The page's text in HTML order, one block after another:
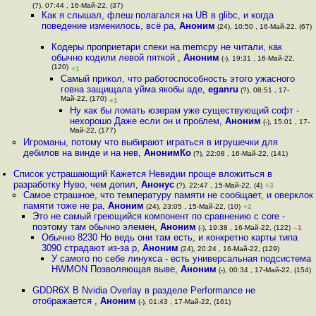
(?), 07:44 , 16-Май-22, (37)
Как я слышал, флеш полагался на UB в glibc, и когда
поведение изменилось, всё ра,Аноним (24), 10:50 , 16-Май-22, (67)
Кодеры проприетари спеки на memcpy не читали, как
обычно кодили левой пяткой , Аноним (-), 19:31 , 16-Май-22,
(120) +1
Самый прикол, что работоспособность этого ужасного
говна защищала уйма якобы аде, eganru (?), 08:51 , 17-
Май-22, (170) +1
Ну как бы ломать юзерам уже существующий софт -
нехорошо Даже если он и проблем,Аноним (-), 15:01 , 17-
Май-22, (177)
Игроманы, потому что выбирают играться в игрушечки для
дебилов на винде и на нев, АнонимКо(?), 22:08 , 16-Май-22, (141)
Список устрашающий Кажется Невидии проще вложиться в
разработку Нуво, чем допил,Анонус (?), 22:47 , 15-Май-22, (4) +3
Самое страшное, что температуру памяти не сообщает, и оверклок
памяти тоже не ра, Аноним (24), 23:05 , 15-Май-22, (10) +2
Это не самый греющийся компонент по сравнению с core -
поэтому там обычно элемен, Аноним (-), 19:38 , 16-Май-22, (122) –1
Обычно 8230 Но ведь они там есть, и конкретно карты типа
3090 страдают из-за р,Аноним (24), 20:24 , 16-Май-22, (129)
У самого по себе линукса - есть универсальная подсистема
HWMON Позволяющая выве, Аноним (-), 00:34 , 17-Май-22, (154)
GDDR6X В Nvidia Overlay в разделе Performance не
отображается , Аноним (-), 01:43 , 17-Май-22, (161)